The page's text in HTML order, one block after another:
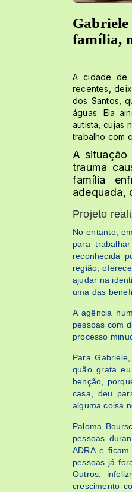
família,
A cidade de
recentes,
dos Santos,
águas. Ela
autista, cujas
trabalho com
A situação
trauma
família
adequada,
Projeto
No entanto,
para
reconhecida
região,
ajudar na
uma das
A agência
pessoas com
processo
Para
quão grata
benção,
casa, deu
alguma coisa
Paloma
pessoas
ADRA e
pessoas já
Outros,
crescimento